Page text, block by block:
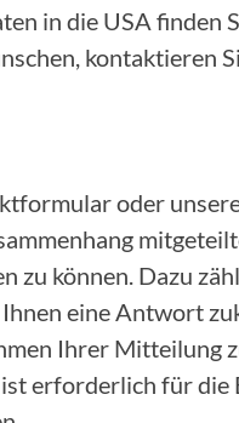
in die USA finden
kontaktieren
oder
können. Dazu
eine Antwort
Ihrer Mitteilung
erforderlich für